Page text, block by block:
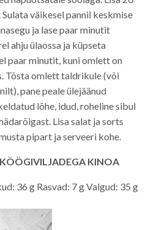
väikesel pannil keskmise
ja lase paar minutit
ahju ülaossa ja küpseta
paar minutit, kuni omlett on
Tõsta omlett taldrikule (või
pane peale ülejäänud
lõhe, idud, roheline sibul
Lisa salat ja sorts
pipart ja serveeri kohe.
KINOA
36 g Rasvad: 7 g Valgud: 35 g